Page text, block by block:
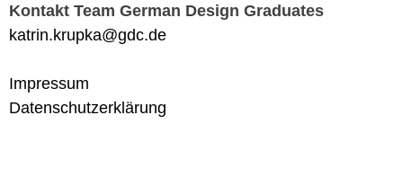
Kontakt Team German Design Graduates
katrin.krupka@gdc.de
Impressum
Datenschutzerklärung